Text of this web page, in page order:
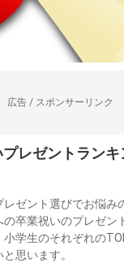
広告 / スポンサーリンク
レゼントラン
ゼント選びでお悩み
の卒業祝いのプレゼン
学生のそれぞれの
思います。